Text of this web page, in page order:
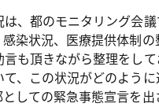
は、都のモニタリング会
染状況、医療提供体制
も頂きながら整理をして
、この状況がどのように
しての緊急事態宣言を